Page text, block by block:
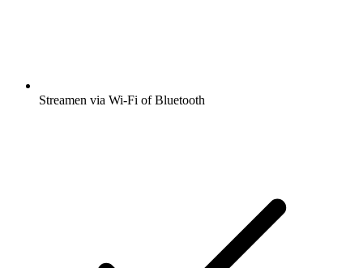
Streamen via Wi-Fi of Bluetooth